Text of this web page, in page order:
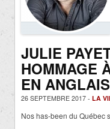
JULIE
HOMMAGE
EN
26 SEPTEMBRE 2017 - LA
Nos has-been du Québec